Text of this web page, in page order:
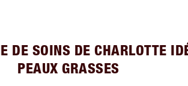
DE SOINS DE CHARLOTTE
PEAUX GRASSES